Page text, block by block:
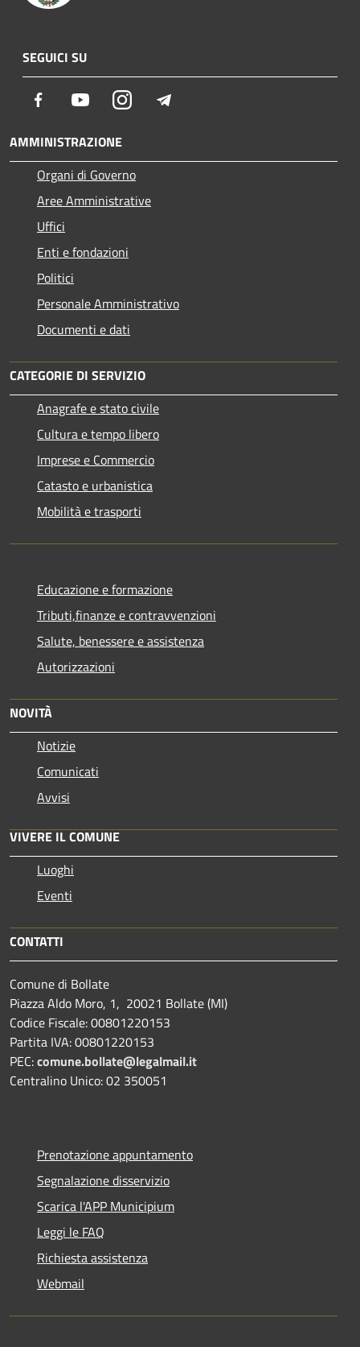
SEGUICI SU
Facebook YoutubeInstagram
AMMINISTRAZIONE
Organi di Governo
Aree Amministrative
Uffici
Enti e fondazioni
Politici
Personale Amministrativo
Documenti e dati
CATEGORIE DI SERVIZIO
Anagrafe e stato civile
Cultura e tempo libero
Imprese e Commercio
Catasto e urbanistica
Mobilità e trasporti
Educazione e formazione
Tributi,finanze e contravvenzioni
Salute, benessere e assistenza
Autorizzazioni
NOVITÀ
Notizie
Comunicati
Avvisi
VIVERE IL COMUNE
Luoghi
Eventi
CONTATTI
Comune di Bollate
Piazza Aldo Moro, 1, 20021 Bollate (MI)
Codice Fiscale: 00801220153
Partita IVA: 00801220153
PEC:comune.bollate@legalmail.it
Centralino Unico: 02 350051
Prenotazione appuntamento
Segnalazione disservizio
Scarica l'APP Municipium
Leggi le FAQ
Richiesta assistenza
Webmail